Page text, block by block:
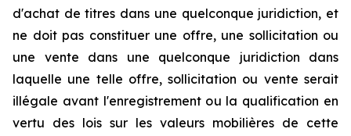
d'achat de titres dans une quelconque juridiction, et
ne doit pas constituer une offre, une sollicitation ou
une vente dans une quelconque juridiction dans
laquelle une telle offre, sollicitation ou vente serait
illégale avant l'enregistrement ou la qualification en
vertu des lois sur les valeurs mobilières de cette